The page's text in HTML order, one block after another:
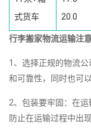
式货车
20.0
行李搬家物流运输注
1、选择正规的物流
和可靠性，同时也可
2、包装要牢固：在
防止在运输过程中出